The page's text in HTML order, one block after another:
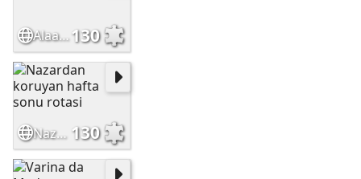
Alaati turkey130
Nazardan koruyan hafta sonu rotasi 130